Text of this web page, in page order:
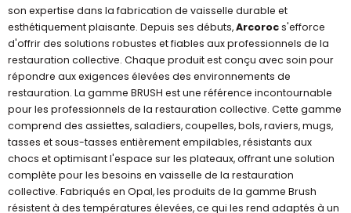
son expertise dans la fabrication de vaisselle durable et
esthétiquement plaisante. Depuis ses débuts,Arcorocs'efforce
d'offrir des solutions robustes et fiables aux professionnels de la
restauration collective. Chaque produit est conçu avec soin pour
répondre aux exigences élevées des environnements de
restauration. La gamme BRUSH est une référence incontournable
pour les professionnels de la restauration collective. Cette gamme
comprend des assiettes, saladiers, coupelles, bols, raviers, mugs,
tasses et sous-tasses entièrement empilables, résistants aux
chocs et optimisant l'espace sur les plateaux, offrant une solution
complète pour les besoins en vaisselle de la restauration
collective. Fabriqués en Opal, les produits de la gamme Brush
résistent à des températures élevées, ce qui les rend adaptés à un